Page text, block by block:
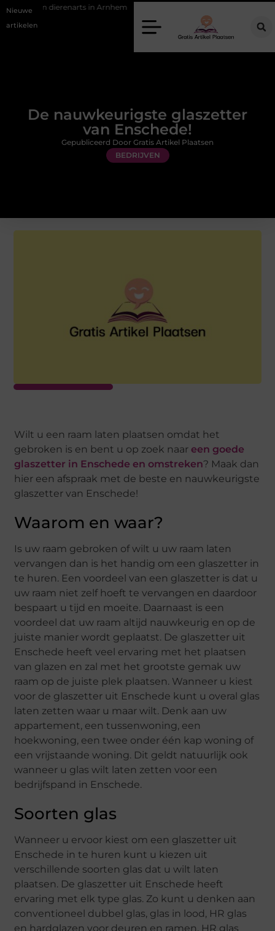
Nieuwe
artikelen
in Arnhem Stijlvolle en passende galajurken kiezen voor
De nauwkeurigste glaszetter
van Enschede!
BEDRIJVEN
Gepubliceerd Door Gratis Artikel Plaatsen
Wilt u een raam laten plaatsen omdat het
gebroken is en bent u op zoek naareen goede
glaszetter in Enschede en omstreken? Maak dan
hier een afspraak met de beste en nauwkeurigste
glaszetter van Enschede!
Waarom en waar?
Is uw raam gebroken of wilt u uw raam laten
vervangen dan is het handig om een glaszetter in
te huren. Een voordeel van een glaszetter is dat u
uw raam niet zelf hoeft te vervangen en daardoor
bespaart u tijd en moeite. Daarnaast is een
voordeel dat uw raam altijd nauwkeurig en op de
juiste manier wordt geplaatst. De glaszetter uit
Enschede heeft veel ervaring met het plaatsen
van glazen en zal met het grootste gemak uw
raam op de juiste plek plaatsen. Wanneer u kiest
voor de glaszetter uit Enschede kunt u overal glas
laten zetten waar u maar wilt. Denk aan uw
appartement, een tussenwoning, een
hoekwoning, een twee onder één kap woning of
een vrijstaande woning. Dit geldt natuurlijk ook
wanneer u glas wilt laten zetten voor een
bedrijfspand in Enschede.
Soorten glas
Wanneer u ervoor kiest om een glaszetter uit
Enschede in te huren kunt u kiezen uit
verschillende soorten glas dat u wilt laten
plaatsen. De glaszetter uit Enschede heeft
ervaring met elk type glas. Zo kunt u denken aan
conventioneel dubbel glas, glas in lood, HR glas
en hardglazen voor deuren en ramen. HR glas